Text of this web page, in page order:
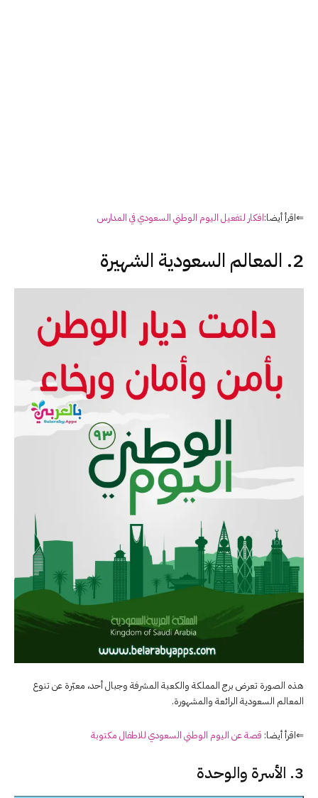
⇐اقرأ أيضا:افكار لتفعيل اليوم الوطني السعودي في المدارس
2. المعالم السعودية الشهيرة
هذه الصورة تعرض برج المملكة والكعبة المشرفة وجبال أحد، معبّرة عن تنوع
المعالم السعودية الرائعة والمشهورة.
⇐اقرأ أيضا: قصة عن اليوم الوطني السعودي للاطفال مكتوبة
3. الأسرة والوحدة